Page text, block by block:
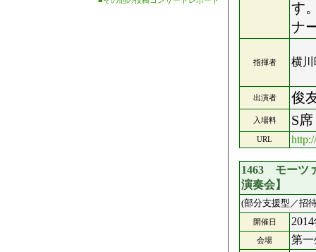
す
ナ
指揮者 横
出演者 俊
入場料 S
URL
1463 モーツ
演奏会】
(部分支援型／招
開催日
会場 第